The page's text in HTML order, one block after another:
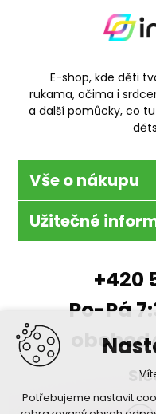
Potřebujeme nastavit
E-shop, kde děti
rukama, očima i
a další pomůcky, co
Vše o nákupu
Užitečné
+420
Po-Pá